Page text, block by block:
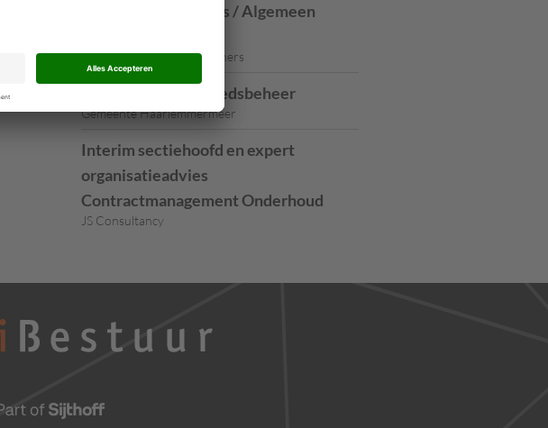
Gemeentesecretaris / Algemeen
Dongen via Geerts & partners
Teammanager Gebiedsbeheer
Gemeente Haarlemmermeer
Interim sectiehoofd en expert
organisatieadvies
Contractmanagement Onderhoud
JS Consultancy